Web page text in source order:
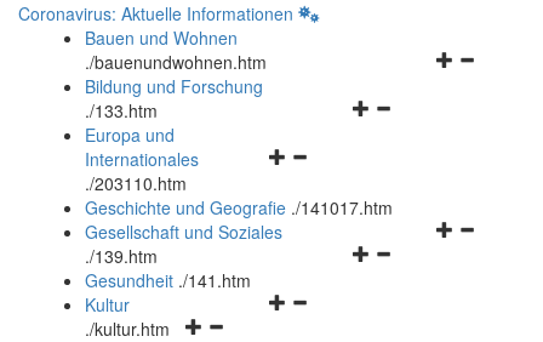
Coronavirus: Aktuelle Informationen
Bauen und Wohnen
./bauenundwohnen.htm
Navigationsmenü
Bildung und Forschung
./133.htm
Navigationsmenü
und
schließen
Europa und
Internationales
./203110.htm
Geschichte und Geografie ./141017.htm
Navigationsmenü
Gesellschaft und Soziales
./139.htm
Navigationsmenü
Gesundheit ./141.htm
Navigationsmenü
Kultur
./kultur.htm